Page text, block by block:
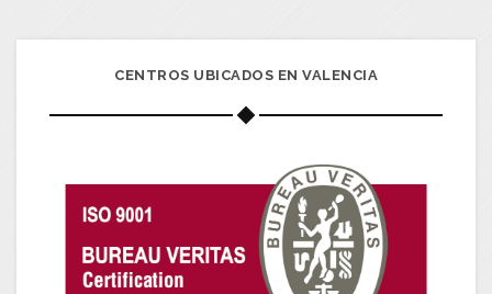
CENTROS UBICADOS EN VALENCIA